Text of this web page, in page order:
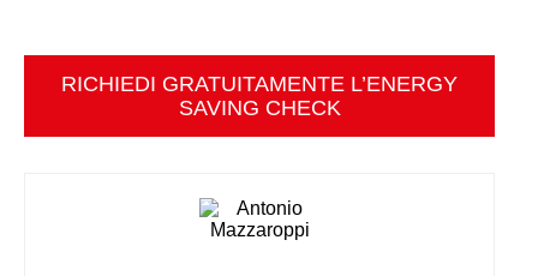
RICHIEDI GRATUITAMENTE L’ENERGY
SAVING CHECK